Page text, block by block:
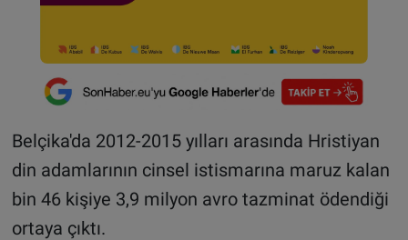
Belçika'da 2012-2015 yılları arasında Hristiyan
din adamlarının cinsel istismarına maruz kalan
bin 46 kişiye 3,9 milyon avro tazminat ödendiği
ortaya çıktı.